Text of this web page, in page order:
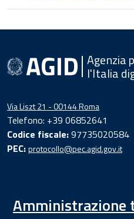
Agenzia
l'Italia
Via Liszt 21 - 00144 Roma
Telefono: +39 06852641
Codice fiscale:97735020584
PEC:protocollo@pec.agid.gov.it
Amministrazione